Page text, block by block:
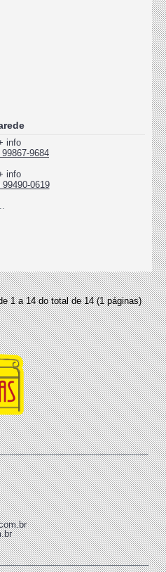
info
9684
info
99490-0619
1 a 14 do total de 14 (1 páginas)